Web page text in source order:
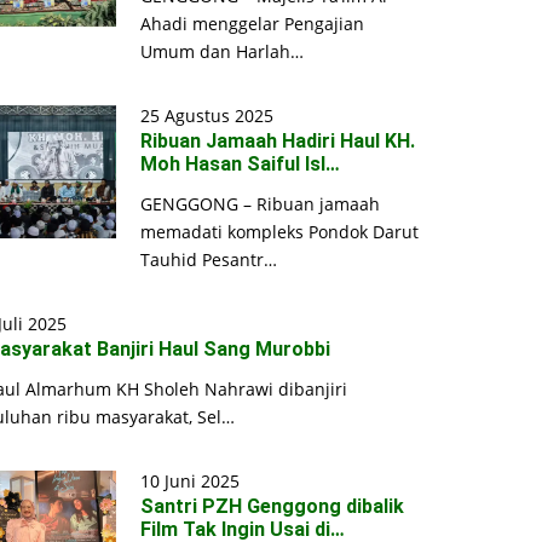
Ahadi menggelar Pengajian
Umum dan Harlah…
25 Agustus 2025
Ribuan Jamaah Hadiri Haul KH.
Moh Hasan Saiful Isl…
GENGGONG – Ribuan jamaah
memadati kompleks Pondok Darut
Tauhid Pesantr…
2025
Banjiri Haul Sang Murobbi
Almarhum KH Sholeh Nahrawi dibanjiri
ribu masyarakat, Sel…
10 Juni 2025
Santri PZH Genggong dibalik
Film Tak Ingin Usai di…